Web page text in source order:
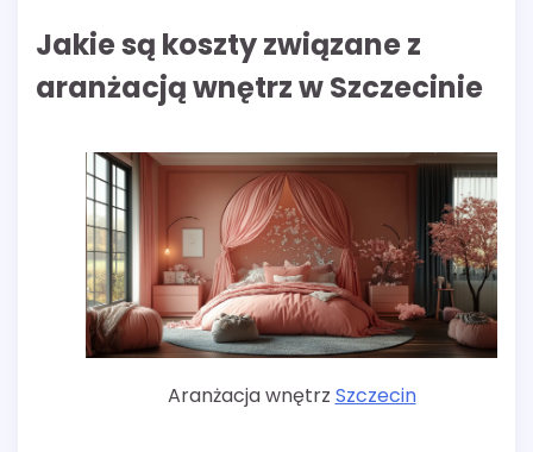
Jakie są koszty związane z
aranżacją wnętrz w Szczecinie
Aranżacja wnętrz Szczecin